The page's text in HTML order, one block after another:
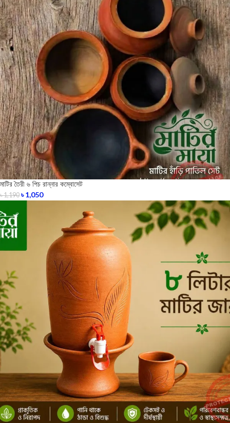
মাটির তৈরী ৬ পিচ রান্নার কম্বোসেট
৳1,190 ৳1,050